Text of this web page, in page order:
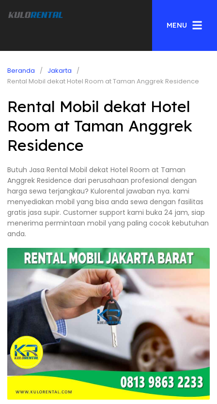
MENU
Beranda
Jakarta
Rental Mobil dekat Hotel Room at Taman Anggrek Residence
Rental Mobil dekat Hotel
Room at Taman Anggrek
Residence
Butuh Jasa Rental Mobil dekat Hotel Room at Taman
Anggrek Residence dari perusahaan profesional dengan
harga sewa terjangkau? Kulorental jawaban nya. kami
menyediakan mobil yang bisa anda sewa dengan fasilitas
gratis jasa supir. Customer support kami buka 24 jam, siap
menerima permintaan mobil yang paling cocok kebutuhan
anda.